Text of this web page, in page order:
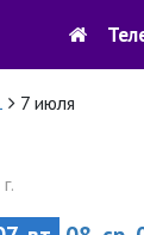
7 июля